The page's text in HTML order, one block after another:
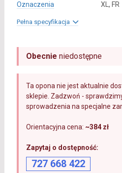
Oznaczenia
XL, FR
Pełna specyfikacja
Obecnie niedostępne
Ta opona nie jest aktualnie
sklepie. Zadzwoń -
sprowadzenia na specjalne
Orientacyjna cena: ~384 zł
Zapytaj o dostępność:
727 668 422